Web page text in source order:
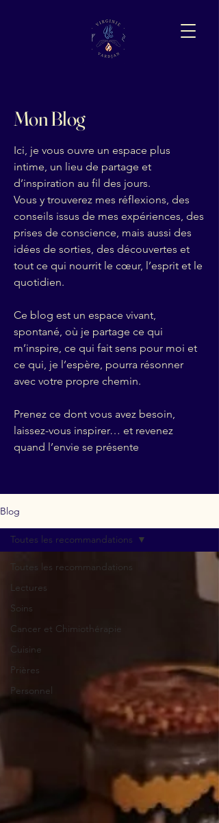
Mon Blog
Ici, je vous ouvre un espace plus
intime, un lieu de partage et
d’inspiration au fil des jours.
Vous y trouverez mes réflexions, des
conseils issus de mes expériences, des
prises de conscience, mais aussi des
idées de sorties, des découvertes et
tout ce qui nourrit le cœur, l’esprit et le
quotidien.
Ce blog est un espace vivant,
spontané, où je partage ce qui
m’inspire, ce qui fait sens pour moi et
ce qui, je l’espère, pourra résonner
avec votre propre chemin.
Prenez ce dont vous avez besoin,
laissez-vous inspirer… et revenez
quand l’envie se présente
Blog
Toutes les recommandations
Lectures
Soins
Cancer et Chimiothérapie
Cuisine
Prières
Personnel
Toutes les recommandations